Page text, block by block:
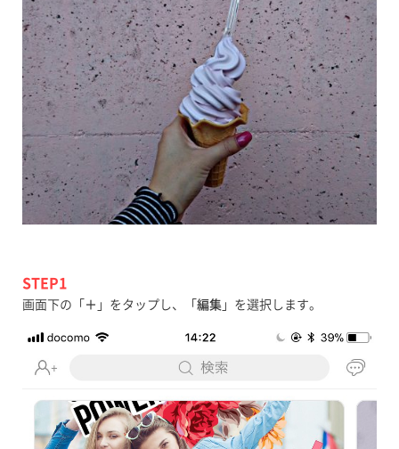
STEP1
画面下の「 ＋ 」をタップし、「 編集 」を選択します。